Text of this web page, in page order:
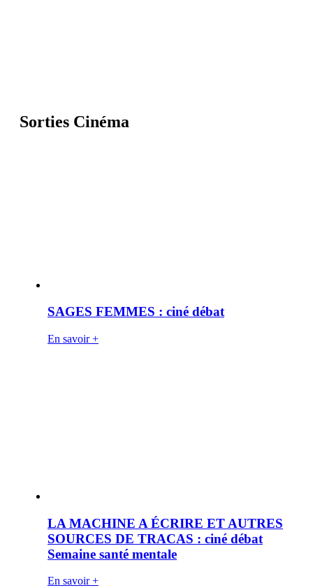
Sorties Cinéma
SAGES FEMMES : ciné débat
En savoir +
LA MACHINE A ÉCRIRE ET AUTRES
SOURCES DE TRACAS : ciné débat
Semaine santé mentale
En savoir +